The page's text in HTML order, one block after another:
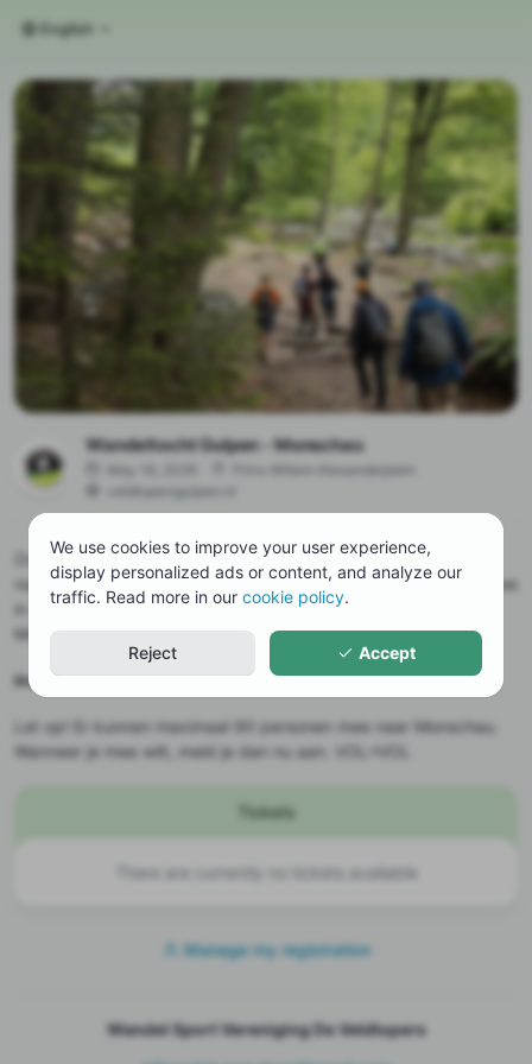
English
We use cookies to improve your user experience,
display personalized ads or content, and analyze our
traffic. Read more in our cookie policy.
Reject Accept
Wandeltocht Gulpen - Monschau
veldlopersgulpen.nl
Ook dit jaar wordt de wandeltocht georganiseerd van Gulpen
naar Monschau van 56 km. Op zaterdag 16 mei 2026 starten we
in Gulpen om 06:00 uur en we finishen rond 17:45 uur in
Monschau.
Inschrijvingen zijn gesloten.
Let op! Er kunnen maximaal 90 personen mee naar Monschau.
Wanneer je mee wilt, meld je dan nu aan. VOL=VOL
Tickets
There are currently no tickets available
Manage my registration
Wandel Sport Vereniging De Veldlopers